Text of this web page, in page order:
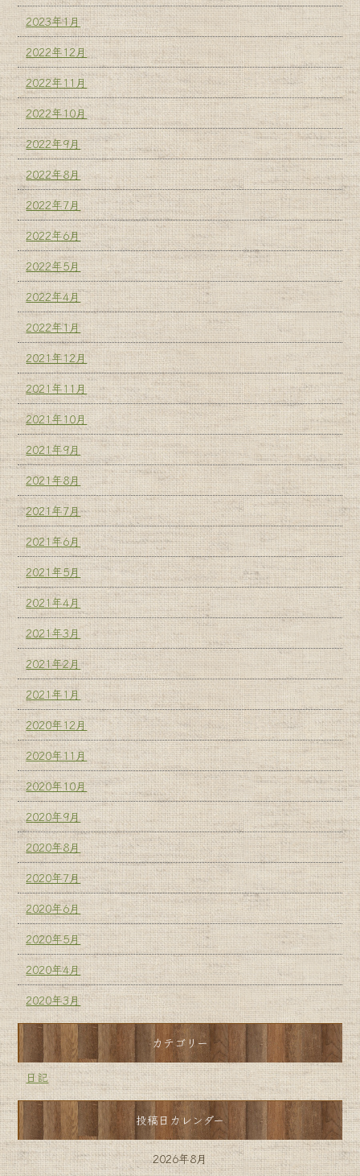
2023年1月
2022年12月
2022年11月
2022年10月
2022年9月
2022年8月
2022年7月
2022年6月
2022年5月
2022年4月
2022年1月
2021年12月
2021年11月
2021年10月
2021年9月
2021年8月
2021年7月
2021年6月
2021年5月
2021年4月
2021年3月
2021年2月
2021年1月
2020年12月
2020年11月
2020年10月
2020年9月
2020年8月
2020年7月
2020年6月
2020年5月
2020年4月
2020年3月
カテゴリー
日記
投稿日カレンダー
2026年8月